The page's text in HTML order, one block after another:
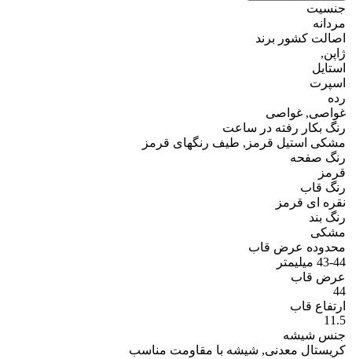
جنسیت
مردانه
اصالت کشور برند
ژاپن,
استایل
اسپرت
رده
غواصی, غواصی
رنگ بکار رفته در ساعت
مشکی استیل قرمز, طیف رنگهای قرمز
رنگ صفحه
قرمز
رنگ قاب
نقره ای قرمز
رنگ بند
مشکی
محدوده عرض قاب
43-44 میلیمتر
عرض قاب
44
ارتفاع قاب
11.5
جنس شیشه
کریستال معدنی, شیشه با مقاومت مناسب